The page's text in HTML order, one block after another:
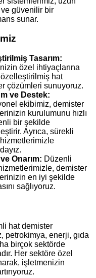
güvenilir bir
sunar.
Tasarım:
özel ihtiyaçlarına
hat
çözümleri sunuyoruz.
ve Destek:
ekibimiz, demister
kurulumunu hızlı
bir şekilde
Ayrıca, sürekli
Onarım: Düzenli
demister
en iyi şekilde
sağlıyoruz.
hat demister
petrokimya, enerji, gıda
birçok sektörde
Her sektöre özel
işletmenizin